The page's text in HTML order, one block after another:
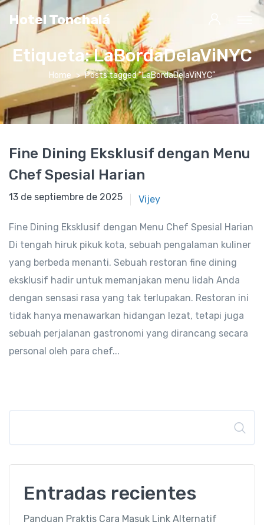
Hotel Tonchalá
Etiqueta:LaBordaDelaViNYC
Home Posts tagged “LaBordaDelaViNYC”
Fine Dining Eksklusif dengan Menu
Chef Spesial Harian
13 de septiembre de 2022
13 de septiembre de 2025 Vijey
Fine Dining Eksklusif dengan Menu Chef Spesial Harian
Di tengah hiruk pikuk kota, sebuah pengalaman kuliner
yang berbeda menanti. Sebuah restoran fine dining
eksklusif hadir untuk memanjakan menu lidah Anda
dengan sensasi rasa yang tak terlupakan. Restoran ini
tidak hanya menawarkan hidangan lezat, tetapi juga
sebuah perjalanan gastronomi yang dirancang secara
personal oleh para chef...
Entradas recientes
Panduan Praktis Cara Masuk Link Alternatif